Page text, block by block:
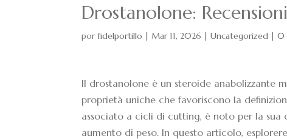
Drostanolone:
porfidelportillo |Mar 11, 2026 |Uncategorized |0
Il drostanolone è un steroide anabolizzante
proprietà uniche che favoriscono la
associato a cicli di cutting, è noto per la sua
aumento di peso. In questo articolo,